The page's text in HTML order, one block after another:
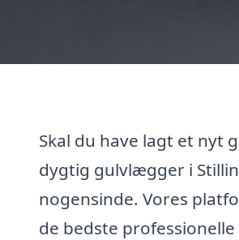
Skal du have lagt et nyt
dygtig gulvlægger i
nogensinde. Vores
de bedste